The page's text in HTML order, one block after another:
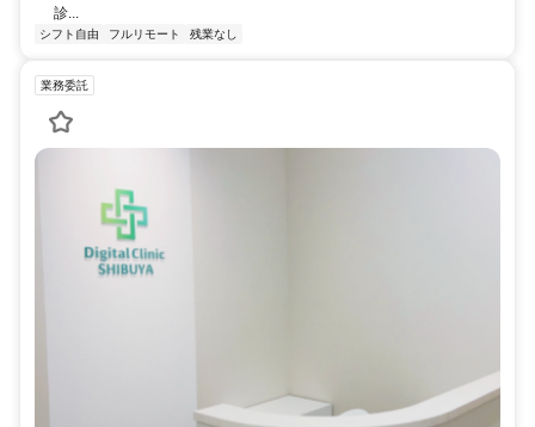
診...
シフト自由 フルリモート 残業なし
業務委託